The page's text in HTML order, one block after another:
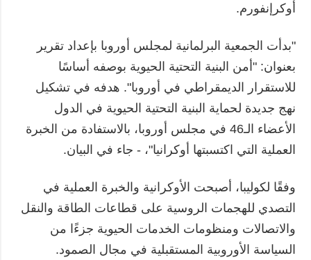
أوكرإنفورم.
"بدأت الجمعية البرلمانية لمجلس أوروبا بإعداد تقرير
بعنوان: "أمن البنية التحتية الحيوية بوصفه أساسًا
للاستقرار الديمقراطي في أوروبا". هدفه في تشكيل
نهج جديدة لحماية البنية التحتية الحيوية في الدول
الأعضاء الـ46 في مجلس أوروبا، بالاستفادة من الخبرة
العملية التي اكتسبتها أوكرانيا"، - جاء في البيان.
وفقًا لكوليبا، أصبحت الأوكرانية والخبرة العملية في
التصدي للهجمات الروسية على قطاعات الطاقة والنقل
والاتصالات ومنظومات الخدمات الحيوية جزءًا من
السياسة الأوروبية المستقبلية في مجال الصمود.